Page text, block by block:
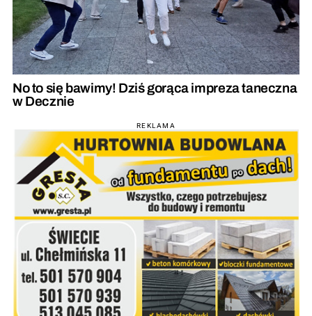
No to się bawimy! Dziś gorąca impreza taneczna
w Decznie
REKLAMA